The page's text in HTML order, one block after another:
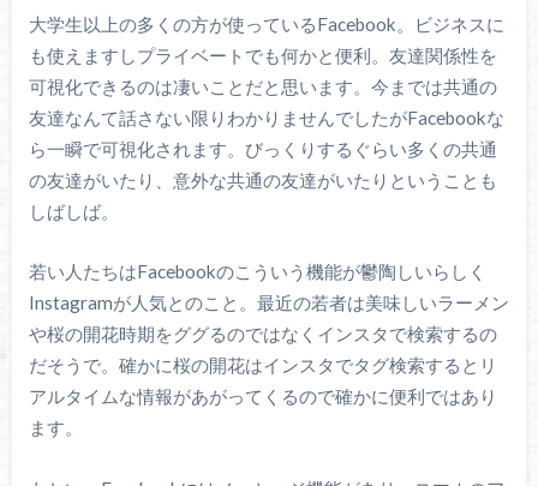
大学生以上の多くの方が使っているFacebook。ビジネスに
も使えますしプライベートでも何かと便利。友達関係性を
可視化できるのは凄いことだと思います。今までは共通の
友達なんて話さない限りわかりませんでしたがFacebookな
ら一瞬で可視化されます。びっくりするぐらい多くの共通
の友達がいたり、意外な共通の友達がいたりということも
しばしば。
若い人たちはFacebookのこういう機能が鬱陶しいらしく
Instagramが人気とのこと。最近の若者は美味しいラーメン
や桜の開花時期をググるのではなくインスタで検索するの
だそうで。確かに桜の開花はインスタでタグ検索するとリ
アルタイムな情報があがってくるので確かに便利ではあり
ます。